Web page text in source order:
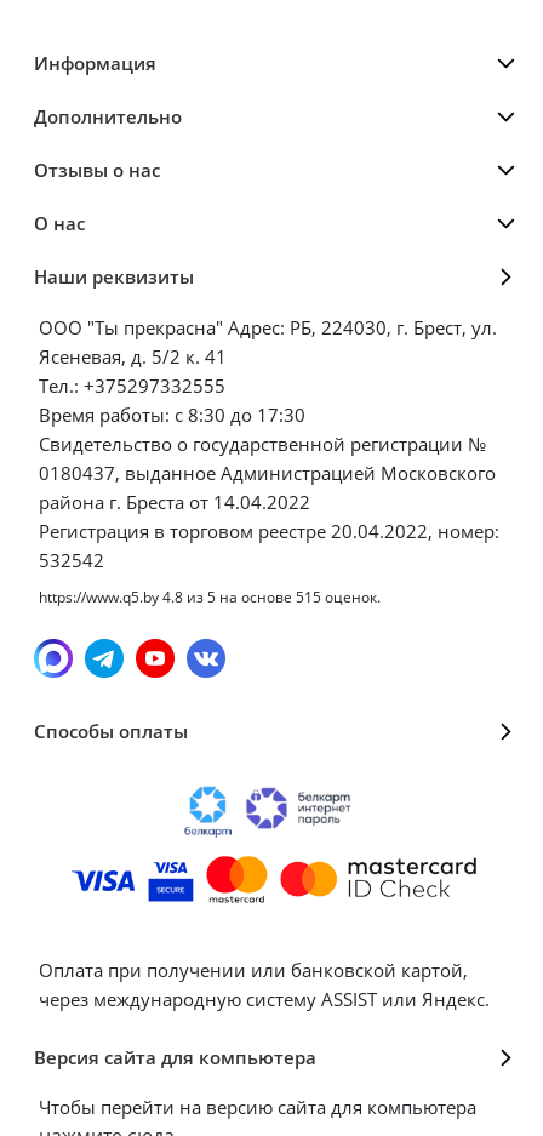
Информация
Дополнительно
Отзывы о нас
О нас
Наши реквизиты
ООО "Ты прекрасна" Адрес: РБ, 224030, г. Брест, ул.
Ясеневая, д. 5/2 к. 41
Тел.: +375297332555
Время работы: с 8:30 до 17:30
Свидетельство о государственной регистрации №
0180437, выданное Администрацией Московского
района г. Бреста от 14.04.2022
Регистрация в торговом реестре 20.04.2022, номер:
532542
https://www.q5.by4.8 из5 на основе 515оценок.
Способы оплаты
Оплата при получении или банковской картой,
через международную систему ASSIST или Яндекс.
Версия сайта для компьютера
Чтобы перейти на версию сайта для компьютера